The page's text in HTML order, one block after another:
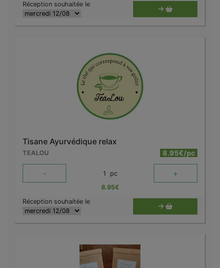
Réception souhaitée le
Tisane Ayurvédique relax
TEALOU 8.95€/pc
- 1 pc +
8.95€
Réception souhaitée le